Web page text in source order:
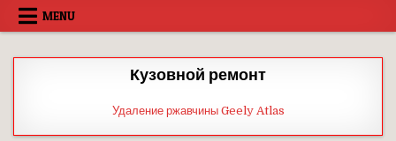
Skip
MENU
Кузовной ремонт
Удаление ржавчины Geely Atlas